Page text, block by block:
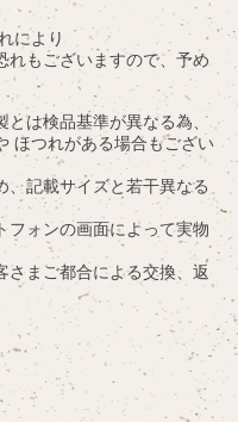
により
もございますので、予め
とは検品基準が異なる為、
ほつれがある場合もござい
、記載サイズと若干異なる
フォンの画面によって実物
さまご都合による交換、返